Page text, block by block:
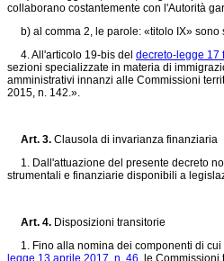
collaborano costantemente con l'Autorità
b) al comma 2, le parole: «titolo IX» sono
4. All'articolo 19-bis del decreto-legge 17
sezioni specializzate in materia di
amministrativi innanzi alle Commissioni
2015, n. 142.».
Art. 3. Clausola di invarianza finanziaria
1. Dall'attuazione del presente decreto
strumentali e finanziarie disponibili a
Art. 4. Disposizioni transitorie
1. Fino alla nomina dei componenti di cui
legge 13 aprile 2017, n. 46,
le